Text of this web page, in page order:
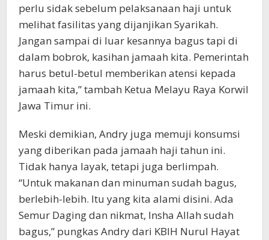
perlu sidak sebelum pelaksanaan haji untuk
melihat fasilitas yang dijanjikan Syarikah.
Jangan sampai di luar kesannya bagus tapi di
dalam bobrok, kasihan jamaah kita. Pemerintah
harus betul-betul memberikan atensi kepada
jamaah kita,” tambah Ketua Melayu Raya Korwil
Jawa Timur ini.
Meski demikian, Andry juga memuji konsumsi
yang diberikan pada jamaah haji tahun ini.
Tidak hanya layak, tetapi juga berlimpah.
“Untuk makanan dan minuman sudah bagus,
berlebih-lebih. Itu yang kita alami disini. Ada
Semur Daging dan nikmat, Insha Allah sudah
bagus,” pungkas Andry dari KBIH Nurul Hayat